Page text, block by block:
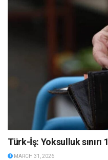
Türk-İş: Yoksulluk sınırı
MARCH 31, 2026